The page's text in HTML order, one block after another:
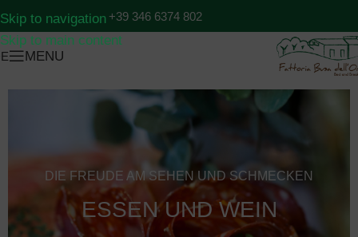
Skip to navigation
Skip to main content
PRICESDEALS +39 346 6374 802
MENU
DIE FREUDE AM SEHEN UND SCHMECKEN
ESSEN UND WEIN